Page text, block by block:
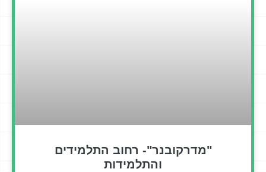
"מדרקובנר"- רחוב התלמידים
והתלמידות